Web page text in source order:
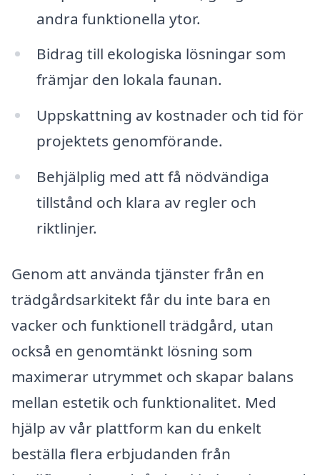
andra funktionella ytor.
Bidrag till ekologiska lösningar som
främjar den lokala faunan.
Uppskattning av kostnader och tid för
projektets genomförande.
Behjälplig med att få nödvändiga
tillstånd och klara av regler och
riktlinjer.
Genom att använda tjänster från en
trädgårdsarkitekt får du inte bara en
vacker och funktionell trädgård, utan
också en genomtänkt lösning som
maximerar utrymmet och skapar balans
mellan estetik och funktionalitet. Med
hjälp av vår plattform kan du enkelt
beställa flera erbjudanden från